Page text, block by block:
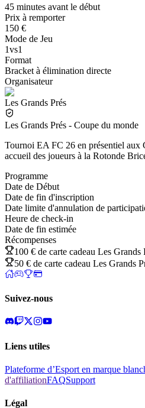
45 minutes avant le début
Prix à remporter
150 €
Mode de Jeu
1vs1
Format
Bracket à élimination directe
Organisateur
Les Grands Prés
Les Grands Prés - Coupe du monde
Tournoi EA FC 26 en présentiel aux
accueil des joueurs à la Rotonde
Programme
Date de Début
Date de fin d'inscription
Date limite d'annulation de
Heure de check-in
Date de fin estimée
Récompenses
100 € de carte cadeau Les Grands
50 € de carte cadeau Les Grands
Suivez-nous
Liens utiles
Plateforme d’Esport en marque
d'affiliationFAQSupport
Légal